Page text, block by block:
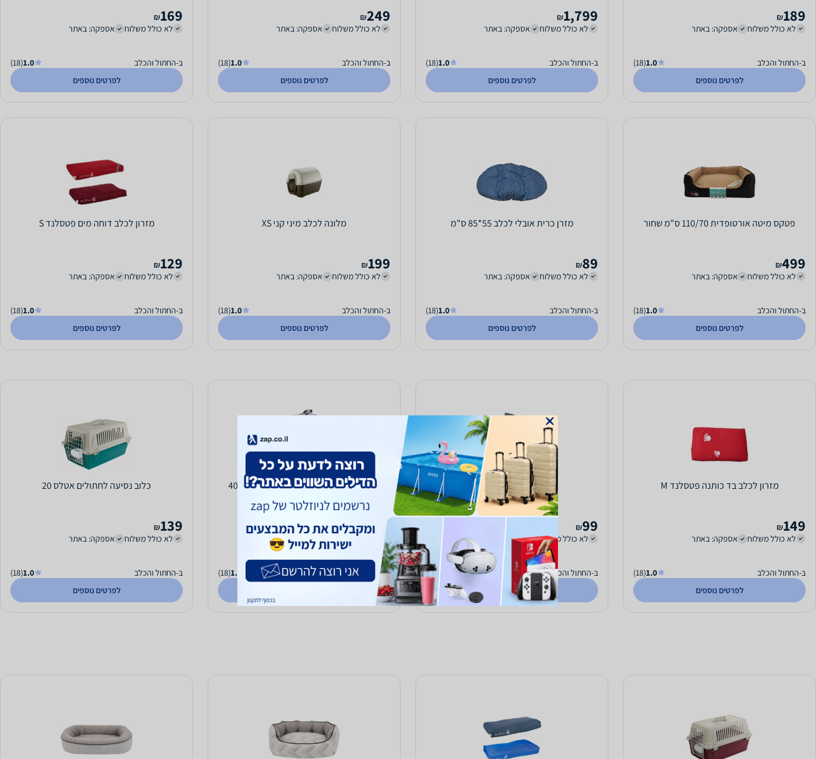
189
₪
לא כולל משלוח
אספקה: באתר
ב-החתול והכלב 1.0
(18)
לפרטים נוספים
1,799
₪
לא כולל משלוח
אספקה: באתר
ב-החתול והכלב 1.0
(18)
לפרטים נוספים
249
₪
לא כולל משלוח
אספקה: באתר
ב-החתול והכלב 1.0
(18)
לפרטים נוספים
169
₪
לא כולל משלוח
אספקה: באתר
ב-החתול והכלב 1.0
(18)
לפרטים נוספים
פטקס מיטה אורטופדית 110/70 ס"מ שחור
499
₪
לא כולל משלוח
אספקה: באתר
ב-החתול והכלב 1.0
(18)
לפרטים נוספים
מזרן כרית אובלי לכלב 55*85 ס"מ
89
₪
לא כולל משלוח
אספקה: באתר
ב-החתול והכלב 1.0
(18)
לפרטים נוספים
מלונה לכלב מיני קני XS
199
₪
לא כולל משלוח
אספקה: באתר
ב-החתול והכלב 1.0
(18)
לפרטים נוספים
מזרון לכלב דוחה מים פטסלנד S
129
₪
לא כולל משלוח
אספקה: באתר
ב-החתול והכלב 1.0
(18)
לפרטים נוספים
מזרון לכלב בד כותנה פטסלנד M
149
₪
לא כולל משלוח
אספקה: באתר
ב-החתול והכלב 1.0
(18)
לפרטים נוספים
כלוב נשיאה לחתול IMAC
99
₪
לא כולל משלוח
אספקה: באתר
ב-החתול והכלב 1.0
(18)
לפרטים נוספים
מיטת איגלו עם הדפס חתול ל.ס 40*40*40
179
₪
לא כולל משלוח
אספקה: באתר
ב-החתול והכלב 1.0
(18)
כלוב נסיעה לחתולים אטלס 20
139
₪
לא כולל משלוח
אספקה: באתר
ב-החתול והכלב 1.0
(18)
לפרטים נוספים